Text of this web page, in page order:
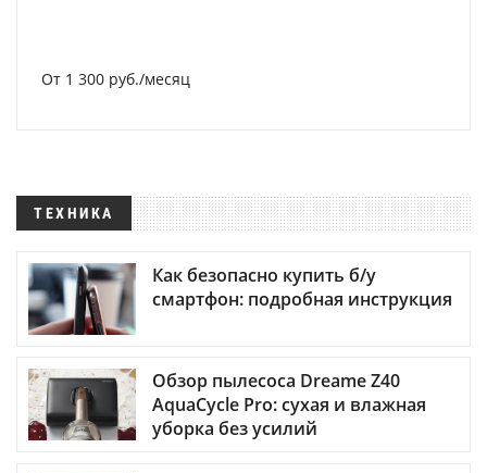
От 1 300 руб./месяц
ТЕХНИКА
Как безопасно купить б/у
смартфон: подробная инструкция
Обзор пылесоса Dreame Z40
AquaCycle Pro: сухая и влажная
уборка без усилий